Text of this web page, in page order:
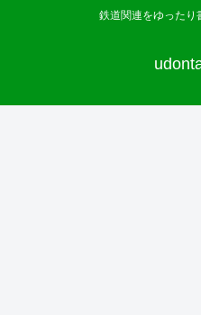
鉄道関連をゆったり